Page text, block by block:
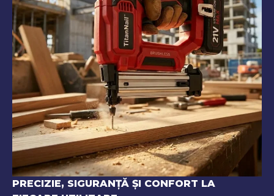
PRECIZIE, SIGURANȚĂ ȘI CONFORT LA